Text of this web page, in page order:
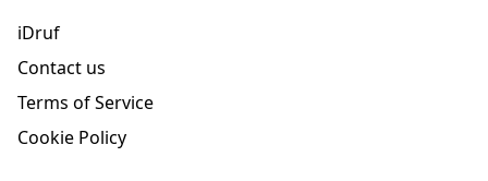
iDruf
Contact us
Terms of Service
Cookie Policy